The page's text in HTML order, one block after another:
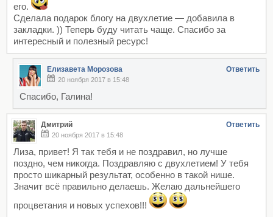
его.
Сделала подарок блогу на двухлетие — добавила в
закладки. )) Теперь буду читать чаще. Спасибо за
интересный и полезный ресурс!
Елизавета Морозова Ответить
20 ноября 2017 в 15:48
Спасибо, Галина!
Дмитрий Ответить
20 ноября 2017 в 15:48
Лиза, привет! Я так тебя и не поздравил, но лучше
поздно, чем никогда. Поздравляю с двухлетием! У тебя
просто шикарный результат, особенно в такой нише.
Значит всё правильно делаешь. Желаю дальнейшего
процветания и новых успехов!!!